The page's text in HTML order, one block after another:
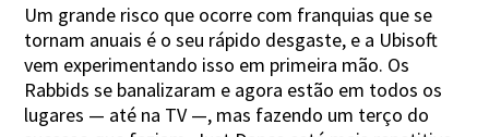
Um grande risco que ocorre com franquias que se
tornam anuais é o seu rápido desgaste, e a Ubisoft
vem experimentando isso em primeira mão. Os
Rabbids se banalizaram e agora estão em todos os
lugares — até na TV —, mas fazendo um terço do